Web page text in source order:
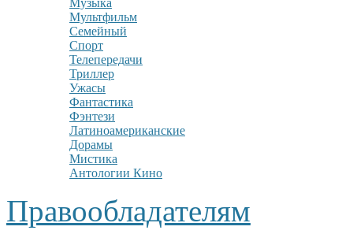
Музыка
Мультфильм
Семейный
Спорт
Телепередачи
Триллер
Ужасы
Фантастика
Фэнтези
Латиноамериканские
Дорамы
Мистика
Антологии Кино
Правообладателям